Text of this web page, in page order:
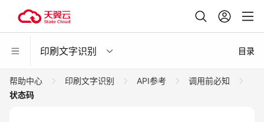
印刷文字识别 目录
帮助中心 印刷文字识别 API参考
调用前必知
状态码